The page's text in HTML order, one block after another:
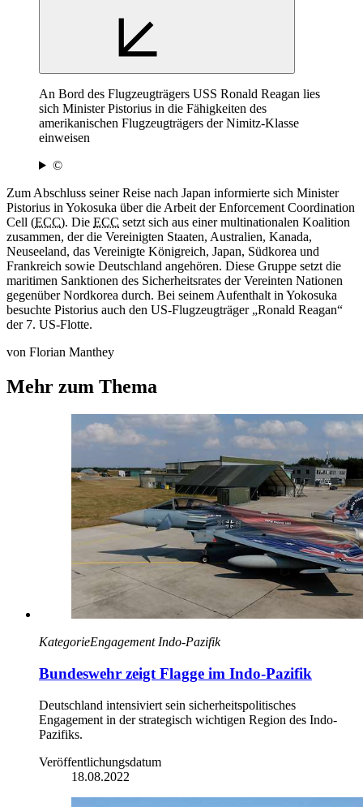
An Bord des Flugzeugträgers USS Ronald Reagan lies
sich Minister Pistorius in die Fähigkeiten des
amerikanischen Flugzeugträgers der Nimitz-Klasse
einweisen
©
Zum Abschluss seiner Reise nach Japan informierte sich Minister
Pistorius in Yokosuka über die Arbeit der Enforcement Coordination
Cell (ECC). Die ECC setzt sich aus einer multinationalen Koalition
zusammen, der die Vereinigten Staaten, Australien, Kanada,
Neuseeland, das Vereinigte Königreich, Japan, Südkorea und
Frankreich sowie Deutschland angehören. Diese Gruppe setzt die
maritimen Sanktionen des Sicherheitsrates der Vereinten Nationen
gegenüber Nordkorea durch. Bei seinem Aufenthalt in Yokosuka
besuchte Pistorius auch den US-Flugzeugträger „Ronald Reagan“
der 7. US-Flotte.
von Florian Manthey
Mehr zum Thema
KategorieEngagement Indo-Pazifik
Bundeswehr zeigt Flagge im Indo-Pazifik
Deutschland intensiviert sein sicherheitspolitisches
Engagement in der strategisch wichtigen Region des Indo-
Pazifiks.
Veröffentlichungsdatum
18.08.2022